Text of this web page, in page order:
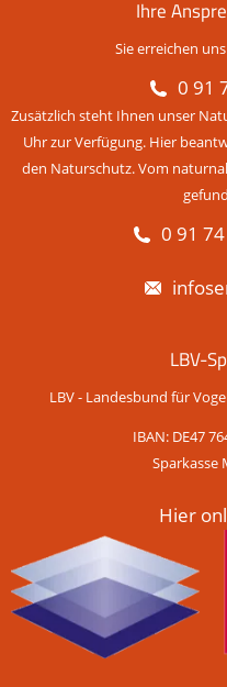
Ihre
Sie erreichen
0 91
Zusätzlich steht Ihnen unser
Uhr zur Verfügung. Hier
den Naturschutz. Vom
0 91
LBV-
LBV - Landesbund für
IBAN: DE47
Sparkasse
Hier